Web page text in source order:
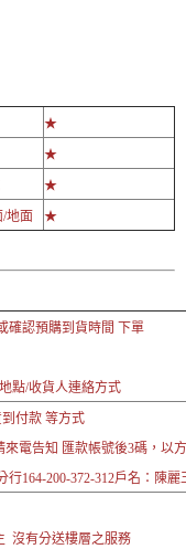
★
★
★
地面 ★
確認預購到貨時間 下單
點/收貨人連絡方式
付款 等方式
電告知 匯款帳號後3碼，以
164-200-372-312戶名：陳麗
沒有分送樓層之服務